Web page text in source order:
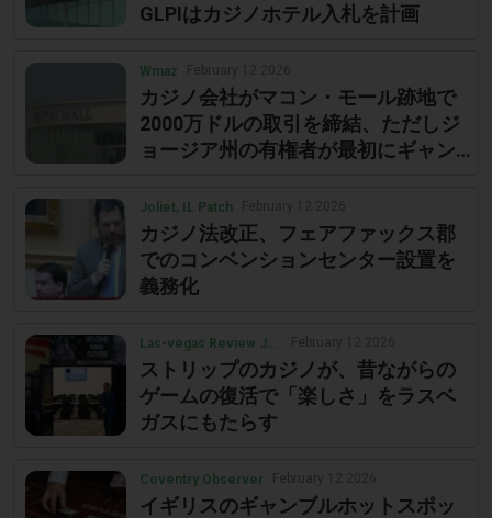
GLPIはカジノホテル入札を計画
Wmaz
カジノ会社がマコン・モール跡地で
2000万ドルの取引を締結、ただしジ
ョージア州の有権者が最初にギャン
Joliet, IL Patch
カジノ法改正、フェアファックス郡
でのコンベンションセンター設置を
義務化
Las-vegas Review Journal
ストリップのカジノが、昔ながらの
ゲームの復活で「楽しさ」をラスベ
ガスにもたらす
Coventry Observer
イギリスのギャンブルホットスポッ